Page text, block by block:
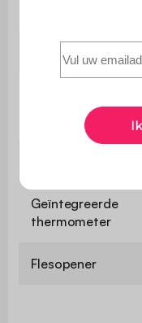
Beluchters
Geïntegreerde
thermometer
Flesopener